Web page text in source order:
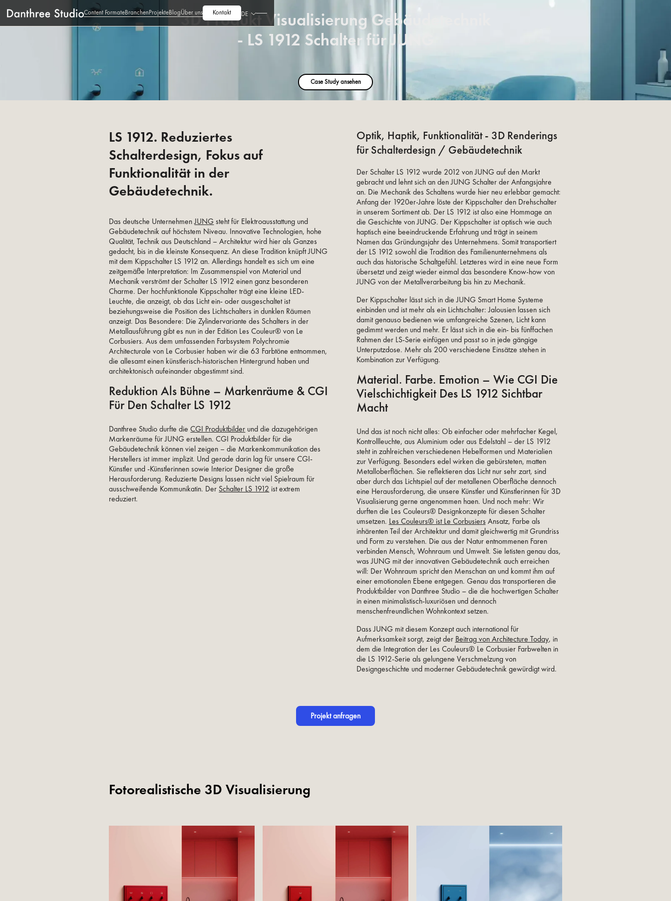
Content FormateBranchenProjekteBlogÜber uns Kontakt DE
3D Produkt Visualisierung Gebäudetechnik
- LS 1912 Schalter für JUNG
Case Study ansehen
LS 1912. Reduziertes
Schalterdesign, Fokus auf
Funktionalität in der
Gebäudetechnik.
Das deutsche UnternehmenJUNG steht für Elektroausstattung und
Gebäudetechnik auf höchstem Niveau. Innovative Technologien, hohe
Qualität, Technik aus Deutschland – Architektur wird hier als Ganzes
gedacht, bis in die kleinste Konsequenz. An diese Tradition knüpft JUNG
mit dem Kippschalter LS 1912 an. Allerdings handelt es sich um eine
zeitgemäße Interpretation: Im Zusammenspiel von Material und
Mechanik verströmt der Schalter LS 1912 einen ganz besonderen
Charme. Der hochfunktionale Kippschalter trägt eine kleine LED-
Leuchte, die anzeigt, ob das Licht ein- oder ausgeschaltet ist
beziehungsweise die Position des Lichtschalters in dunklen Räumen
anzeigt. Das Besondere: Die Zylindervariante des Schalters in der
Metallausführung gibt es nun in der Edition Les Couleur® von Le
Corbusiers. Aus dem umfassenden Farbsystem Polychromie
Architecturale von Le Corbusier haben wir die 63 Farbtöne entnommen,
die allesamt einen künstlerisch-historischen Hintergrund haben und
architektonisch aufeinander abgestimmt sind.
Reduktion Als Bühne – Markenräume & CGI
Für Den Schalter LS 1912
Danthree Studio durfte dieCGI Produktbilder und die dazugehörigen
Markenräume für JUNG erstellen. CGI Produktbilder für die
Gebäudetechnik können viel zeigen – die Markenkommunikation des
Herstellers ist immer implizit. Und gerade darin lag für unsere CGI-
Künstler und -Künstlerinnen sowie Interior Designer die große
Herausforderung. Reduzierte Designs lassen nicht viel Spielraum für
ausschweifende Kommunikatin. Der Schalter LS 1912 ist extrem
reduziert.
Optik, Haptik, Funktionalität - 3D Renderings
für Schalterdesign / Gebäudetechnik
Der Schalter LS 1912 wurde 2012 von JUNG auf den Markt
gebracht und lehnt sich an den JUNG Schalter der Anfangsjahre
an. Die Mechanik des Schaltens wurde hier neu erlebbar gemacht:
Anfang der 1920er-Jahre löste der Kippschalter den Drehschalter
in unserem Sortiment ab. Der LS 1912 ist also eine Hommage an
die Geschichte von JUNG. Der Kippschalter ist optisch wie auch
haptisch eine beeindruckende Erfahrung und trägt in seinem
Namen das Gründungsjahr des Unternehmens. Somit transportiert
der LS 1912 sowohl die Tradition des Familienunternehmens als
auch das historische Schaltgefühl. Letzteres wird in eine neue Form
übersetzt und zeigt wieder einmal das besondere Know-how von
JUNG von der Metallverarbeitung bis hin zu Mechanik.
Der Kippschalter lässt sich in die JUNG Smart Home Systeme
einbinden und ist mehr als ein Lichtschalter: Jalousien lassen sich
damit genauso bedienen wie umfangreiche Szenen, Licht kann
gedimmt werden und mehr. Er lässt sich in die ein- bis fünffachen
Rahmen der LS-Serie einfügen und passt so in jede gängige
Unterputzdose. Mehr als 200 verschiedene Einsätze stehen in
Kombination zur Verfügung.
Material. Farbe. Emotion – Wie CGI Die
Vielschichtigkeit Des LS 1912 Sichtbar
Macht
Und das ist noch nicht alles: Ob einfacher oder mehrfacher Kegel,
Kontrollleuchte, aus Aluminium oder aus Edelstahl – der LS 1912
steht in zahlreichen verschiedenen Hebelformen und Materialien
zur Verfügung. Besonders edel wirken die gebürsteten, matten
Metalloberflächen. Sie reflektieren das Licht nur sehr zart, sind
aber durch das Lichtspiel auf der metallenen Oberfläche dennoch
eine Herausforderung, die unsere Künstler und Künstlerinnen für 3D
Visualisierung gerne angenommen haen. Und noch mehr: Wir
durften die Les Couleurs® Designkonzepte für diesen Schalter
umsetzen. Les Couleurs® ist Le Corbusiers Ansatz, Farbe als
inhärenten Teil der Architektur und damit gleichwertig mit Grundriss
und Form zu verstehen. Die aus der Natur entnommenen Faren
verbinden Mensch, Wohnraum und Umwelt. Sie letisten genau das,
was JUNG mit der innovativen Gebäudetechnik auch erreichen
will: Der Wohnraum spricht den Menschan an und kommt ihm auf
einer emotionalen Ebene entgegen. Genau das transportieren die
Produktbilder von Danthree Studio – die die hochwertigen Schalter
in einen minimalistisch-luxuriösen und dennoch
menschenfreundlichen Wohnkontext setzen.
Dass JUNG mit diesem Konzept auch international für
Aufmerksamkeit sorgt, zeigt der Beitrag von Architecture Today, in
dem die Integration der Les Couleurs® Le Corbusier Farbwelten in
die LS 1912-Serie als gelungene Verschmelzung von
Designgeschichte und moderner Gebäudetechnik gewürdigt wird.
Projekt anfragen
Fotorealistische 3D Visualisierung